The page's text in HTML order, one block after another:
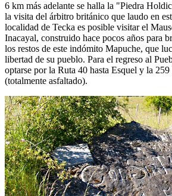
6 km más adelante se halla la "Piedra
la visita del árbitro británico que laudo en
localidad de Tecka es posible visitar el
Inacayal, construido hace pocos años para
los restos de este indómito Mapuche, que
libertad de su pueblo. Para el regreso al
optarse por la Ruta 40 hasta Esquel y la 259
(totalmente asfaltado).